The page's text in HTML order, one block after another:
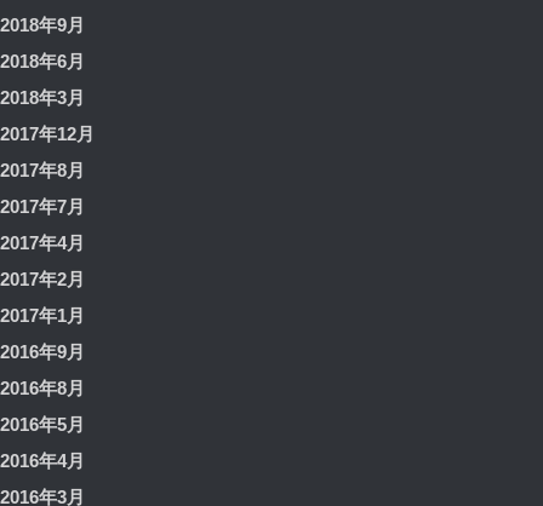
2018年9月
2018年6月
2018年3月
2017年12月
2017年8月
2017年7月
2017年4月
2017年2月
2017年1月
2016年9月
2016年8月
2016年5月
2016年4月
2016年3月